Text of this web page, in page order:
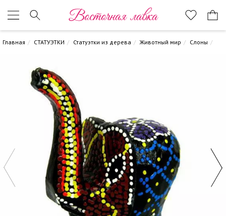
Восточная лавка
Главная СТАТУЭТКИ Статуэтки из дерева Животный мир Слоны